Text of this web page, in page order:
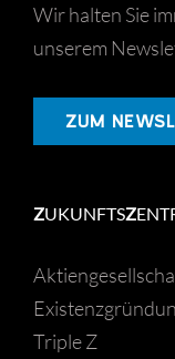
Wir halten Sie
unserem
ZUM
ZUKUNFTSZ
Triple Z